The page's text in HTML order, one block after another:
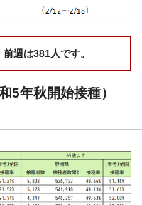
週は381人です。
5年秋開始接種）